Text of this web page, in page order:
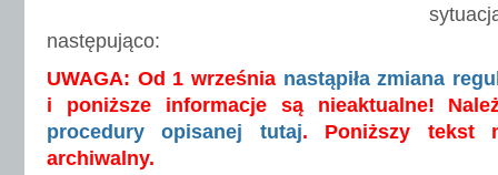
następująco:
UWAGA: Od 1 września nastąpiła zmiana
i poniższe informacje są nieaktualne!
procedury opisanej tutaj. Poniższy tekst
archiwalny.